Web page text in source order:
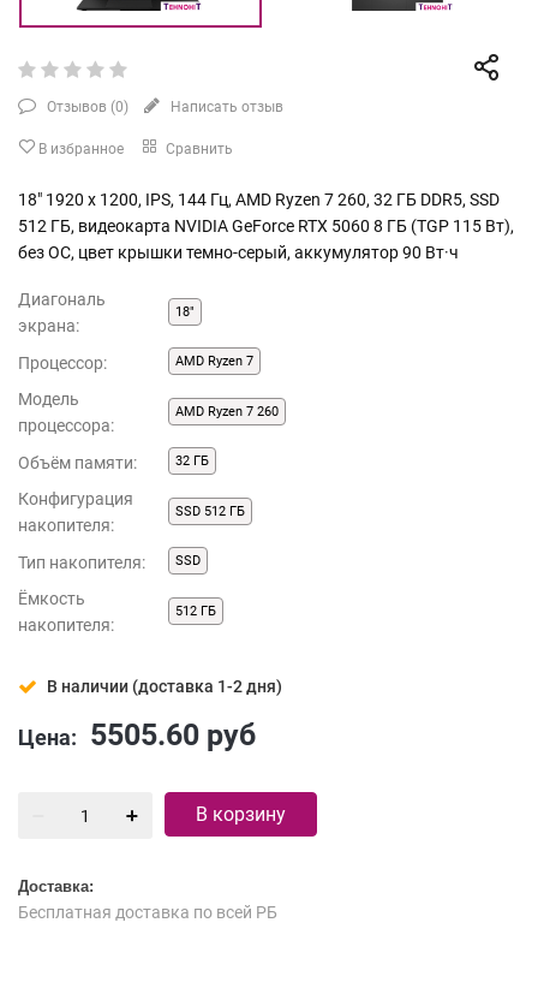
Отзывов (0) Написать отзыв
В избранное Сравнить
18" 1920 x 1200, IPS, 144 Гц, AMD Ryzen 7 260, 32 ГБ DDR5, SSD
512 ГБ, видеокарта NVIDIA GeForce RTX 5060 8 ГБ (TGP 115 Вт),
без ОС, цвет крышки темно-серый, аккумулятор 90 Вт·ч
Диагональ
экрана:
18"
Процессор: AMD Ryzen 7
Модель
процессора:
AMD Ryzen 7 260
Объём памяти: 32 ГБ
Конфигурация
накопителя:
SSD 512 ГБ
Тип накопителя: SSD
Ёмкость
накопителя:
512 ГБ
В наличии (доставка 1-2 дня)
Цена: 5505.60 руб
В корзину
Доставка:
Бесплатная доставка по всей РБ